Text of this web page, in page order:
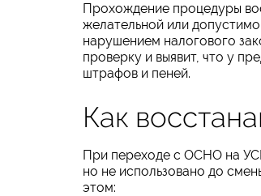
Прохождение процедуры
желательной или
нарушением налогового
проверку и выявит, что у
штрафов и пеней.
Как
При переходе с ОСНО на
но не использовано до
этом: